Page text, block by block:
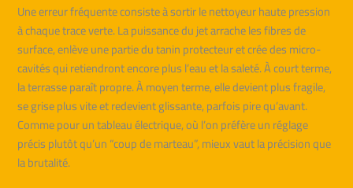
Une erreur fréquente consiste à sortir le nettoyeur haute pression
à chaque trace verte. La puissance du jet arrache les fibres de
surface, enlève une partie du tanin protecteur et crée des micro-
cavités qui retiendront encore plus l’eau et la saleté. À court terme,
la terrasse paraît propre. À moyen terme, elle devient plus fragile,
se grise plus vite et redevient glissante, parfois pire qu’avant.
Comme pour un tableau électrique, où l’on préfère un réglage
précis plutôt qu’un “coup de marteau”, mieux vaut la précision que
la brutalité.